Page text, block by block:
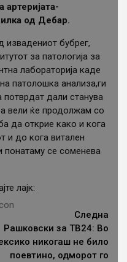
артеријата-
од Дебар.
извадениот бубрег,
за патологија за
лабораторија каде
патолошка анализа,ги
потврдат дали станува
вели ќе продолжам со
да открие како и кога
и до кога витален
понатаму се соменева
лајк:
Следна
Рашковски за ТВ24: Во
никогаш не било
поевтино, одморот го